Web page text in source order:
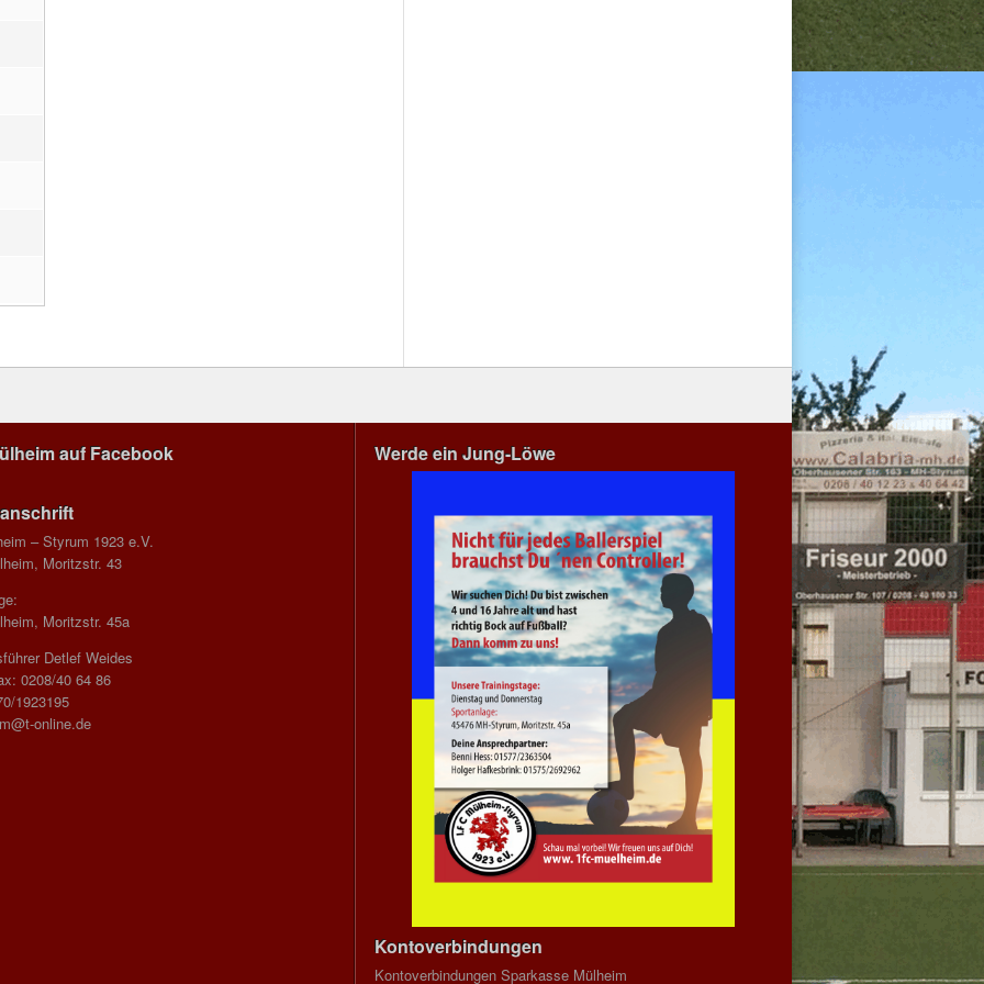
auf Facebook
– Styrum 1923 e.V.
Moritzstr. 43
Moritzstr. 45a
Detlef Weides
0208/40 64 86
1923195
online.de
Werde ein Jung-Löwe
Kontoverbindungen
Kontoverbindungen Sparkasse Mülheim